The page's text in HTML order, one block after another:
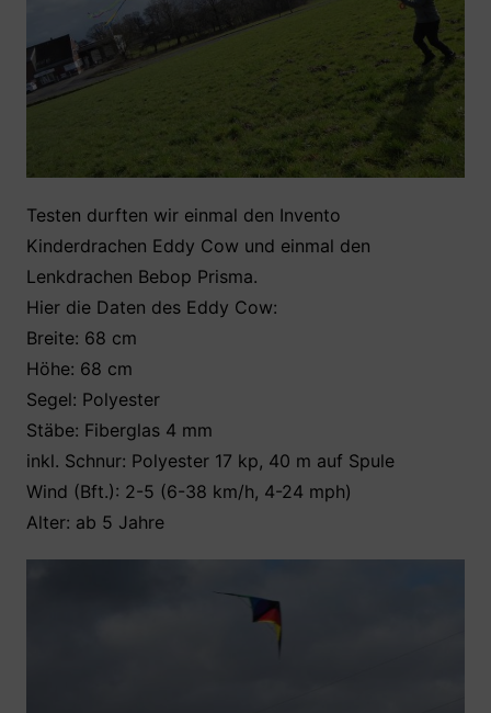
Testen durften wir einmal den Invento
Kinderdrachen Eddy Cow und einmal den
Lenkdrachen Bebop Prisma.
Hier die Daten des Eddy Cow:
Breite: 68 cm
Höhe: 68 cm
Segel: Polyester
Stäbe: Fiberglas 4 mm
inkl. Schnur: Polyester 17 kp, 40 m auf Spule
Wind (Bft.): 2-5 (6-38 km/h, 4-24 mph)
Alter: ab 5 Jahre